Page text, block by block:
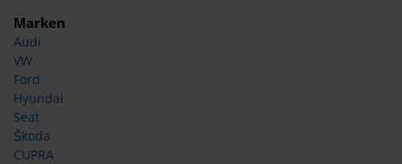
Marken
Audi
VW
Ford
Hyundai
Seat
Škoda
CUPRA